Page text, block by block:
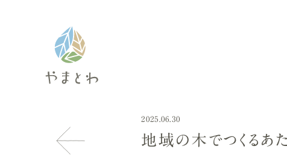
2025.06.30
地域の木でつくるあ